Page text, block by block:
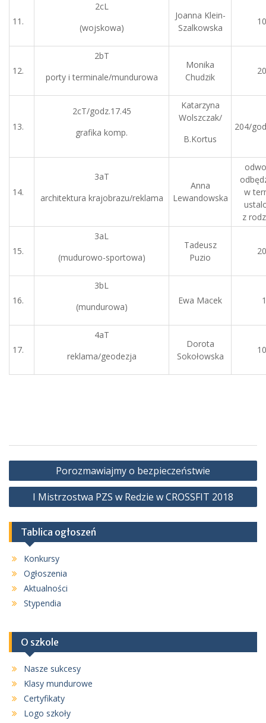
11.
2cL
(wojskowa)
Joanna Klein-
Szalkowska
12.
2bT
porty i terminale/mundurowa
Monika
Chudzik
13.
2cT/godz.17.45
grafika komp.
Katarzyna
Wolszczak/
B.Kortus
204/
14.
3aT
architektura krajobrazu/reklama
Anna
Lewandowska
w
z
15.
3aL
(mudurowo-sportowa)
Tadeusz
Puzio
16.
3bL
(mundurowa)
Ewa Macek 1
17.
4aT
reklama/geodezja
Dorota
Sokołowska
Nawigacja
wpisu
Porozmawiajmy o bezpieczeństwie
I Mistrzostwa PZS w Redzie w CROSSFIT 2018
Tablica ogłoszeń
Konkursy
Ogłoszenia
Aktualności
Stypendia
O szkole
Nasze sukcesy
Klasy mundurowe
Certyfikaty
Logo szkoły